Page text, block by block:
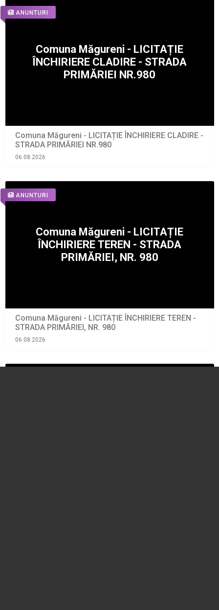
ANUNTURI
Comuna Măgureni - LICITAȚIE ÎNCHIRIERE CLADIRE -
STRADA PRIMĂRIEI NR.980
06.08.2026
ANUNTURI
Comuna Măgureni - LICITAȚIE ÎNCHIRIERE TEREN -
STRADA PRIMĂRIEI, NR. 980
06.08.2026